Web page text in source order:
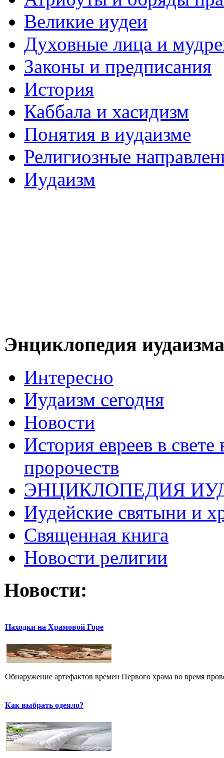
Великие иудеи
Духовные лица и
Законы и предписания
История
Каббала и хасидизм
Понятия в иудаизме
Религиозные
Иудаизм
Энциклопедия иудаизма
Интересно
Иудаизм сегодня
Новости
История евреев в
пророчеств
ЭНЦИКЛОПЕДИЯ
Иудейские святыни и
Священная книга
Новости религии
Новости:
Находки на Храмовой Горе
Обнаружение артефактов времен Первого храма во время
Как выбрать одеяло?